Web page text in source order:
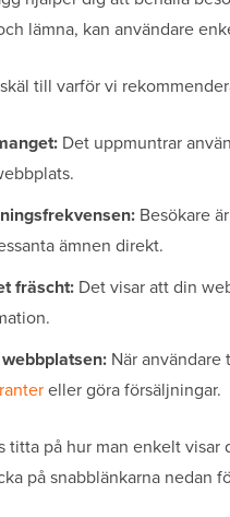
lämna, kan användare
till varför vi
Det uppmuntrar
Besökare är
ämnen direkt.
fräscht: Det visar att din
När
eller göra försäljningar.
titta på hur man enkelt
på snabblänkarna nedan